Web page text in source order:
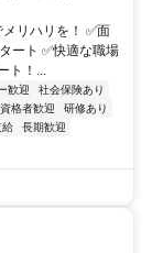
リハリを！ ✅面
ート ✅快適な職場
ト！...
歓迎
社会保険あり
格者歓迎
研修あり
給
長期歓迎